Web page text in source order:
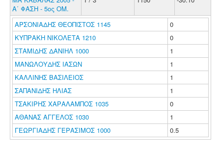
Α΄ ΦΑΣΗ - 5ος ΟΜ.
ΑΡΣΟΝΙΑΔΗΣ ΘΕΟΠΙΣΤΟΣ 1145
0
ΚΥΠΡΑΚΗ ΝΙΚΟΛΕΤΑ 1210
0
ΣΤΑΜΙΔΗΣ ΔΑΝΙΗΛ 1000
1
ΜΑΝΩΛΟΥΔΗΣ ΙΑΣΩΝ
1
ΚΑΛΛΙΝΗΣ ΒΑΣΙΛΕΙΟΣ
1
ΣΑΠΑΝΙΔΗΣ ΗΛΙΑΣ
1
ΤΣΑΚΙΡΗΣ ΧΑΡΑΛΑΜΠΟΣ 1035
0
ΑΘΑΝΑΣ ΑΓΓΕΛΟΣ 1030
1
ΓΕΩΡΓΙΑΔΗΣ ΓΕΡΑΣΙΜΟΣ 1000
0.5